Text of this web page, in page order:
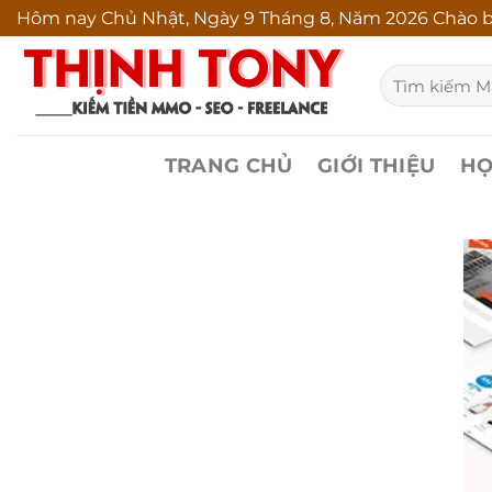
Bỏ
qua
dung
Hôm nay Chủ Nhật, Ngày 9 Tháng 8, Năm 2026
Tìm
kiếm:
TRANG CHỦ GIỚI THIỆU